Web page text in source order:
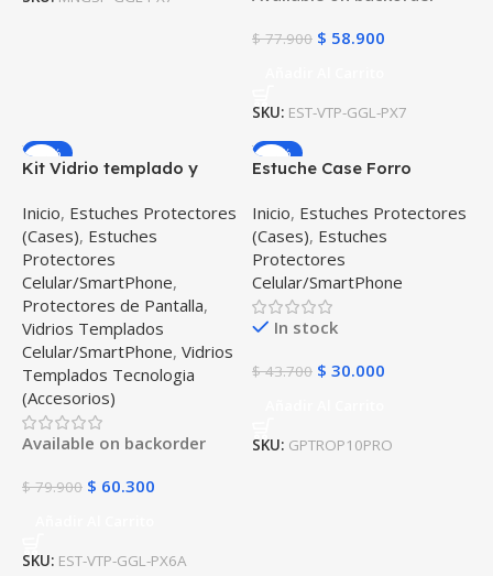
$77.900 $ 58.900
SKU: EST-VTP-GGL-PX7
-25%
Kit Vidrio templado y
Protector Anticaída para
celular Google Pixel 6A 5G
2022
Inicio, Estuches Protectores
(Cases), Estuches
Protectores
Celular/SmartPhone,
Protectores de Pantalla,
Vidrios Templados
Celular/SmartPhone, Vidrios
Templados Tecnologia
(Accesorios)
Available on backorder
$79.900 $ 60.300
SKU: EST-VTP-GGL-PX6A
-31%
Estuche Case Forro
Delgada Anticaída para
Celular Smartphone
Oneplus 10 Pro 5G 6,7
pulgadas Ne2215 / Ne2213
Inicio, Estuches Protectores
(Cases), Estuches
Protectores
Celular/SmartPhone
In stock
$43.700 $ 30.000
SKU: GPTROP10PRO